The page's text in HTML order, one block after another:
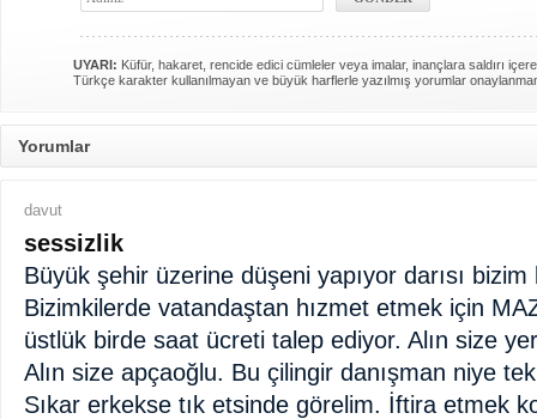
UYARI: Küfür, hakaret, rencide edici cümleler veya imalar, inançlara saldırı
Türkçe karakter kullanılmayan ve büyük harflerle yazılmış yorumlar
Yorumlar
davut
sessizlik
Büyük şehir üzerine düşeni yapıyor darısı
Bizimkilerde vatandaştan hızmet etmek için
üstlük birde saat ücreti talep ediyor. Alın size
Alın size apçaoğlu. Bu çilingir danışman niye
Sıkar erkekse tık etsinde görelim. İftira etmek